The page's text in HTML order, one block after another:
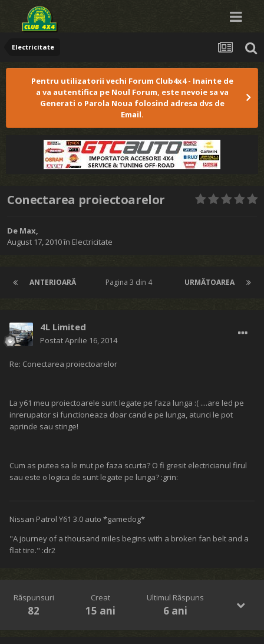
Electricitate
Pentru utilizatorii vechi Forum Club4x4 - Inainte de
a va autentifica pe Noul Forum, este nevoie sa va
Generati o Parola Noua folosind adresa dvs de
Email.
Conectarea proiectoarelor
De Max,
August 17, 2010în Electricitate
ANTERIOARĂ URMĂTOAREA
Pagina 3 din 4
4L Limited
PostatAprilie 16, 2014
Re: Conectarea proiectoarelor
La y61 meu proiectoarele sunt legate pe faza lunga :( ....are led pe
inrerupator si functioneaza doar cand e pe lunga, atunci le pot
aprinde sau stinge!
Cum as putea sa le mut pe faza scurta? O fi gresit electricianul firul
sau este o logica de sunt legate pe lunga? :grin:
Nissan Patrol Y61 3.0 auto *gamedog*
"A journey of a thousand miles begins with a broken fan belt and a
flat tire." :dr2
Răspunsuri
82
Creat
15 ani
Ultimul Răspuns
6 ani